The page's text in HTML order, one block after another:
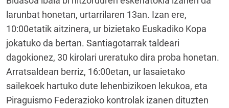
larunbat honetan, urtarrilaren 13an. Izan ere,
10:00etatik aitzinera, ur bizietako Euskadiko Kopa
jokatuko da bertan. Santiagotarrak taldeari
dagokionez, 30 kirolari ureratuko dira proba honetan.
Arratsaldean berriz, 16:00etan, ur lasaietako
sailekoek hartuko dute lehenbizikoen lekukoa, eta
Piraguismo Federazioko kontrolak izanen dituzten